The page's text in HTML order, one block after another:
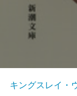
キングスレイ・